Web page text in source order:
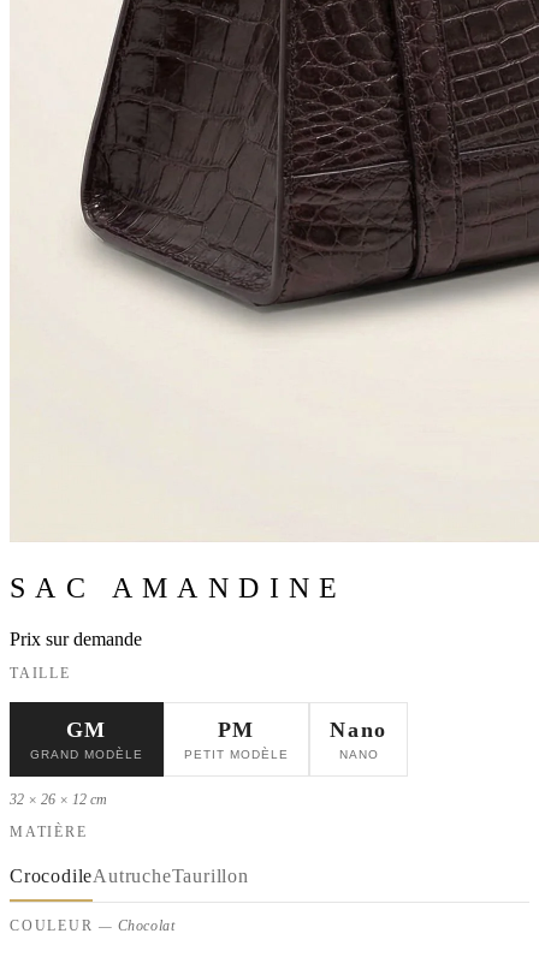
SAC AMANDINE
Prix sur demande
TAILLE
GM
GRAND MODÈLE
PM
PETIT MODÈLE
Nano
NANO
32 × 26 × 12 cm
MATIÈRE
CrocodileAutrucheTaurillon
COULEUR— Chocolat